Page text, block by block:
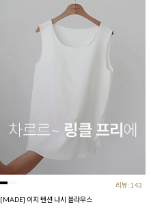
리뷰:143
[MADE] 이지 텐션 나시 블라우스